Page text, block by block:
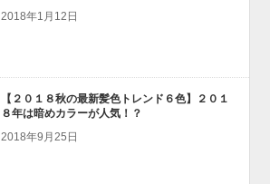
2018年1月12日
【２０１８秋の最新髪色トレンド６色】２０１
８年は暗めカラーが人気！？
2018年9月25日